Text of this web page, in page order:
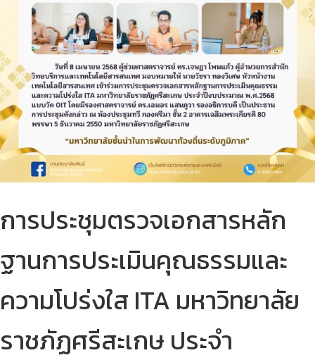
การประชุมตรวจเอกสารหลัก
ฐานการประเมินคุณธรรมและ
ความโปร่งใส ITA มหาวิทยาลัย
ราชภัฏศรีสะเกษ ประจำ